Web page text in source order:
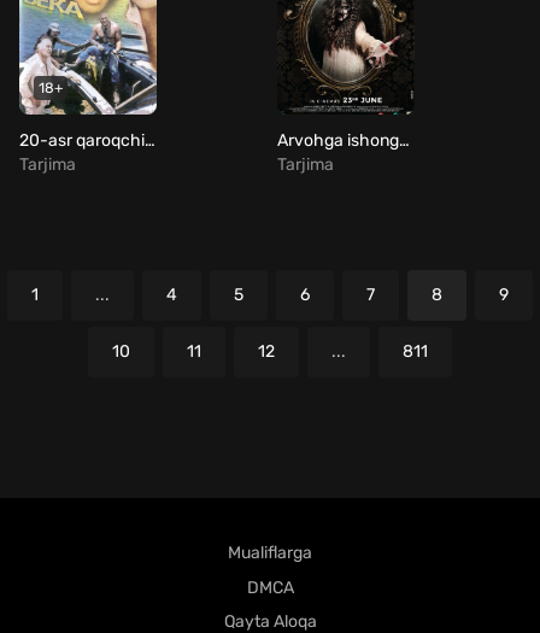
18+
20-asr qaroqchilari / Yigirmanchi asr qaroqchilari Uzbek Tilida
Tarjima
Arvohga ishongan qiz / 1920 yil: Yurak dahshatlari / Qalb daxshatlari Uzbek Tilida
Tarjima
1 ... 4 5 6 7 8 9
10 11 12 ... 811
Mualiflarga
DMCA
Qayta Aloqa